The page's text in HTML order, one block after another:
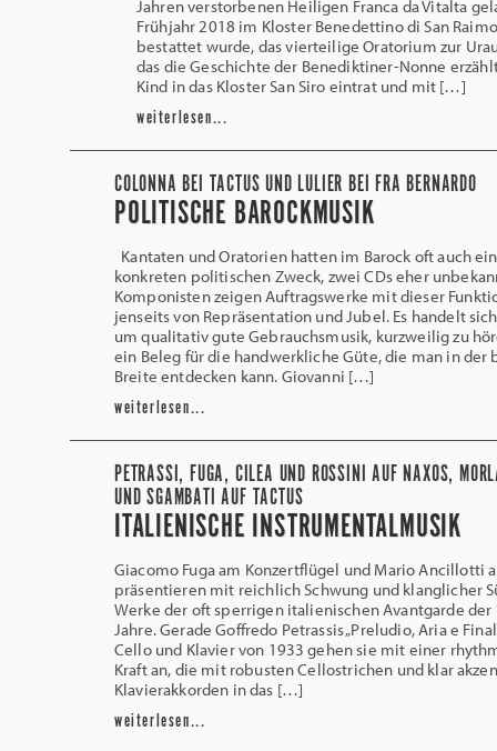
Jahren verstorbenen Heiligen Franca da Vitalta
Frühjahr 2018 im Kloster Benedettino di San
bestattet wurde, das vierteilige Oratorium zur
das die Geschichte der Benediktiner-Nonne
Kind in das Kloster San Siro eintrat und mit […]
weiterlesen...
COLONNA BEI TACTUS UND LULIER BEI FRA BERNARDO
POLITISCHE BAROCKMUSIK
Kantaten und Oratorien hatten im Barock oft auch
konkreten politischen Zweck, zwei CDs eher
Komponisten zeigen Auftragswerke mit dieser
jenseits von Repräsentation und Jubel. Es handelt
um qualitativ gute Gebrauchsmusik, kurzweilig zu
ein Beleg für die handwerkliche Güte, die man in der
Breite entdecken kann. Giovanni […]
weiterlesen...
PETRASSI, FUGA, CILEA UND ROSSINI AUF NAXOS,
UND SGAMBATI AUF TACTUS
ITALIENISCHE INSTRUMENTALMUSIK
Giacomo Fuga am Konzertflügel und Mario Ancillotti
präsentieren mit reichlich Schwung und klanglicher
Werke der oft sperrigen italienischen Avantgarde der
Jahre. Gerade Goffredo Petrassis „Preludio, Aria e
Cello und Klavier von 1933 gehen sie mit einer
Kraft an, die mit robusten Cellostrichen und klar
Klavierakkorden in das […]
weiterlesen...